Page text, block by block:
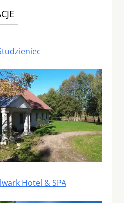
Hotel & SPA